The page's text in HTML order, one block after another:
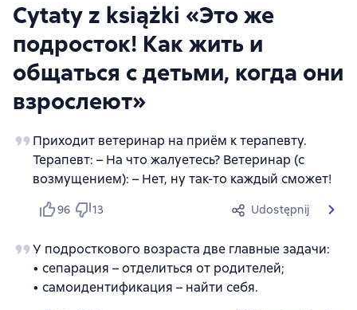
Cytaty z książki «Это же
подросток! Как жить и
общаться с детьми, когда они
взрослеют»
Приходит ветеринар на приём к терапевту.
Терапевт: – На что жалуетесь? Ветеринар (с
возмущением): – Нет, ну так-то каждый сможет!
96 13 Udostępnij
У подросткового возраста две главные задачи:
• сепарация – отделиться от родителей;
• самоидентификация – найти себя.